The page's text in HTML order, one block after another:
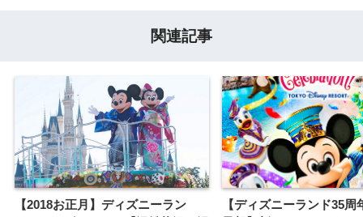
関連記事
【2018お正月】ディズニーラン
【ディズニーランド35周